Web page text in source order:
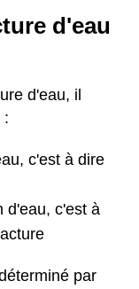
d'eau
d'eau, il
:
c'est à dire
d'eau, c'est à
par